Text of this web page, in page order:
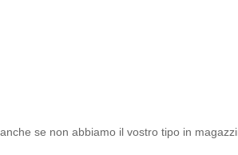
se non abbiamo il vostro tipo in